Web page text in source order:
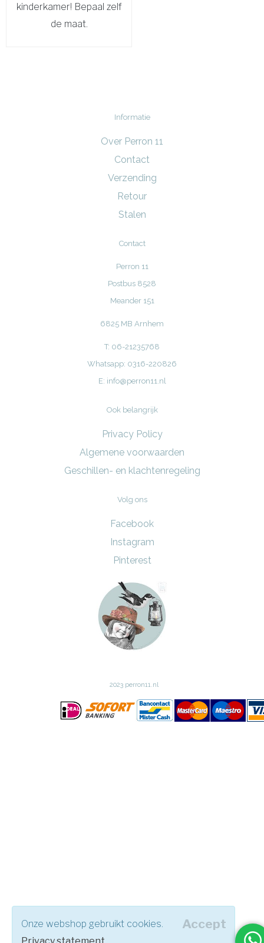
kinderkamer! Bepaal zelf
de maat.
Accept
Onze webshop gebruikt cookies.
Informatie
Over Perron 11
Contact
Verzending
Retour
Stalen
Contact
Perron 11
Postbus 8528
Meander 151
6825 MB Arnhem
T: 06-21235768
Whatsapp: 0316-220826
E: info@perron11.nl
Ook belangrijk
Privacy Policy
Algemene voorwaarden
Geschillen- en klachtenregeling
Volg ons
Facebook
Instagram
Pinterest
2023 perron11.nl